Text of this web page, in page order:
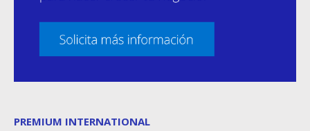
PREMIUM INTERNATIONAL